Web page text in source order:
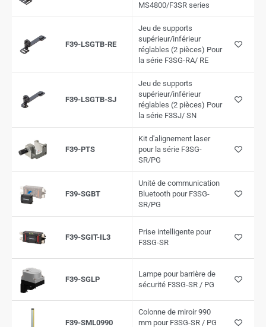
MS4800/F3SR series
F39-LSGTB-RE
Jeu de supports
supérieur/inférieur
réglables (2 pièces) Pour
la série F3SG-RA/ RE
F39-LSGTB-SJ
Jeu de supports
supérieur/inférieur
réglables (2 pièces) Pour
la série F3SJ/ SN
F39-PTS
Kit d'alignement laser
pour la série F3SG-
SR/PG
F39-SGBT
Unité de communication
Bluetooth pour F3SG-
SR/PG
F39-SGIT-IL3
Prise intelligente pour
F3SG-SR
F39-SGLP
Lampe pour barrière de
sécurité F3SG-SR / PG
F39-SML0990
Colonne de miroir 990
mm pour F3SG-SR / PG